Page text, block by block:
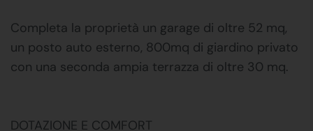
Completa la proprietà un garage di oltre 52 mq,
un posto auto esterno, 800mq di giardino privato
con una seconda ampia terrazza di oltre 30 mq.
DOTAZIONE E COMFORT